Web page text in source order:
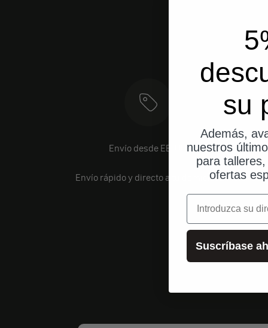
Envío desde EE. UU.
Envío rápido y directo a tu domicilio.
su
Además,
nuestros
para
ofertas
correo electrónico
Suscríbase